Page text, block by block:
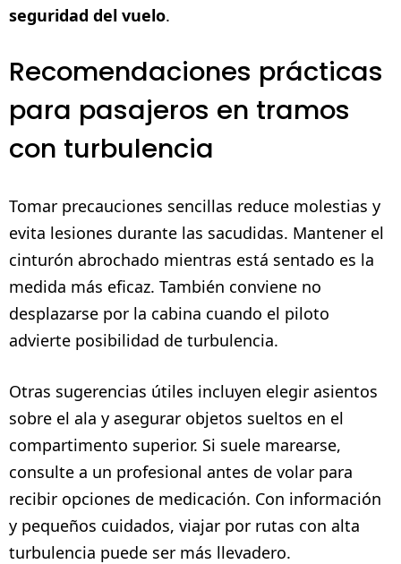
seguridad del vuelo.
Recomendaciones prácticas
para pasajeros en tramos
con turbulencia
Tomar precauciones sencillas reduce molestias y
evita lesiones durante las sacudidas. Mantener el
cinturón abrochado mientras está sentado es la
medida más eficaz. También conviene no
desplazarse por la cabina cuando el piloto
advierte posibilidad de turbulencia.
Otras sugerencias útiles incluyen elegir asientos
sobre el ala y asegurar objetos sueltos en el
compartimento superior. Si suele marearse,
consulte a un profesional antes de volar para
recibir opciones de medicación. Con información
y pequeños cuidados, viajar por rutas con alta
turbulencia puede ser más llevadero.